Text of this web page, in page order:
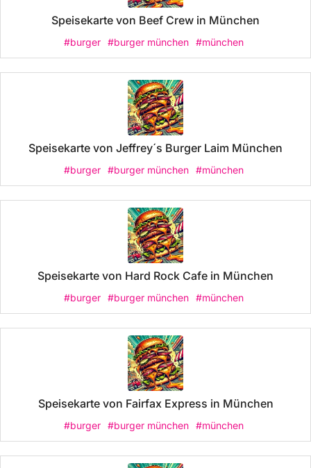
Speisekarte von Beef Crew in München
#burger #burger münchen #münchen
Speisekarte von Jeffrey´s Burger Laim München
#burger #burger münchen #münchen
Speisekarte von Hard Rock Cafe in München
#burger #burger münchen #münchen
Speisekarte von Fairfax Express in München
#burger #burger münchen #münchen